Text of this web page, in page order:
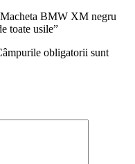
BMW XM negru
toate usile”
obligatorii sunt